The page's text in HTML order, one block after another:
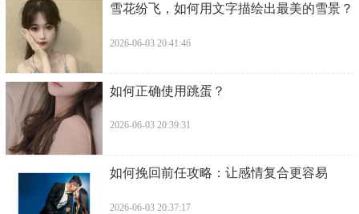
​雪花纷飞，如何用文字描绘出最美的雪景？
2026-06-03 20:41:46
​如何正确使用跳蛋？
2026-06-03 20:39:31
​如何挽回前任攻略：让感情复合更容易
2026-06-03 20:37:17